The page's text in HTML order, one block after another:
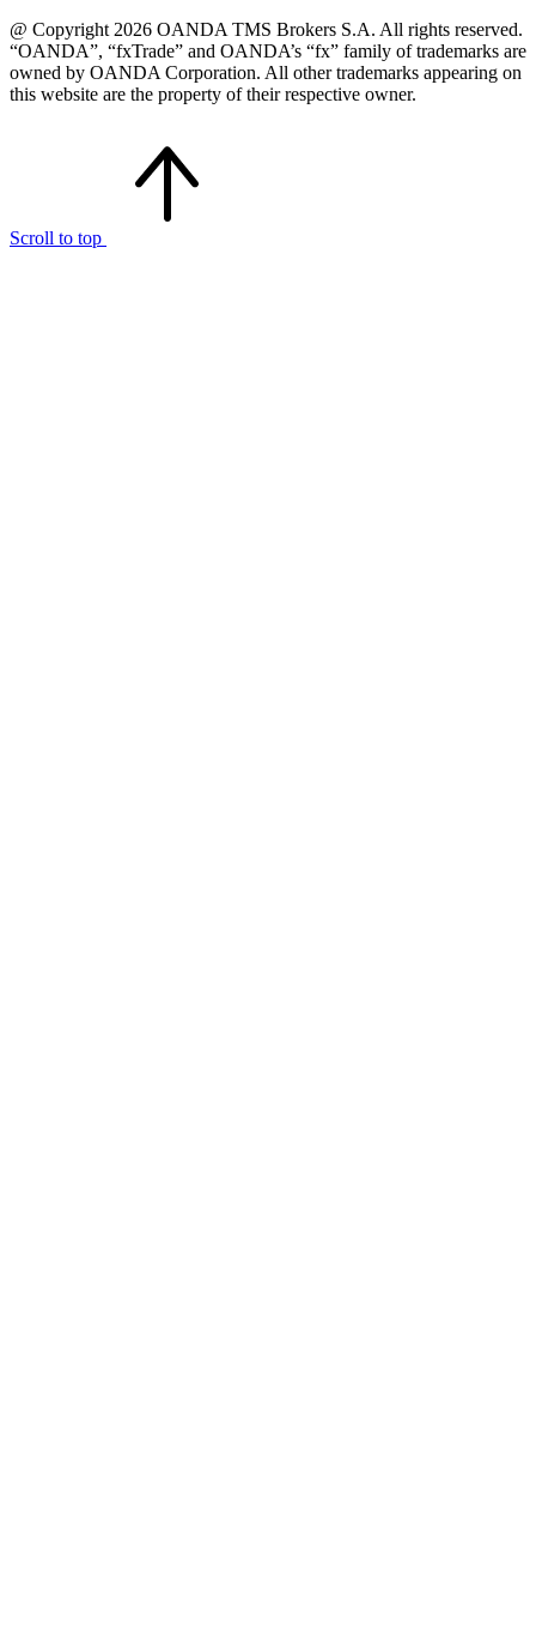
@ Copyright 2026 OANDA TMS Brokers S.A. All rights reserved.
“OANDA”, “fxTrade” and OANDA’s “fx” family of trademarks are
owned by OANDA Corporation. All other trademarks appearing on
this website are the property of their respective owner.
Scroll to top